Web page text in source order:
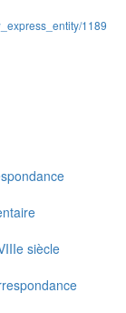
1189
siècle